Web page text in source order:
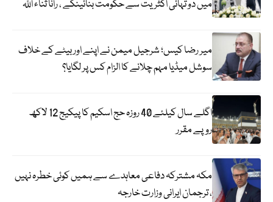
میں دو تہائی اکثریت سے حکومت بنائینگے ، رانا ثناء اللہ
میر رضا کیس؛ شرجیل میمن نے اپنے اور بیٹے کے خلاف
سوشل میڈیا مہم چلانے کا الزام کس پر لگایا؟
اگلے سال کیلئے 40 روزہ حج اسکیم کا پیکیج 12 لاکھ
روپے مقرر
مکہ مشترکہ دفاعی معاہدے سے ہمیں کوئی خطرہ نہیں
، ترجمان ایرانی وزارت خارجہ